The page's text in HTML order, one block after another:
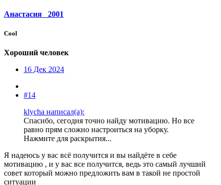
Анастасия _2001
Cool
Хороший человек
16 Дек 2024
#14
klycha написал(а):
Спасибо, сегодня точно найду мотивацию. Но все
равно прям сложно настроиться на уборку.
Нажмите для раскрытия...
Я надеюсь у вас всё получится и вы найдёте в себе
мотивацию , и у вас все получится, ведь это самый лучший
совет который можно предложить вам в такой не простой
ситуации